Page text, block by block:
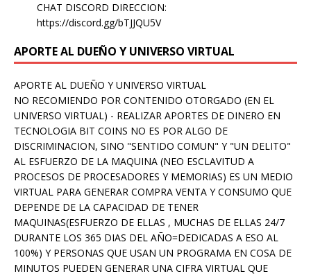
CHAT DISCORD DIRECCION:
https://discord.gg/bTJJQU5V
APORTE AL DUEÑO Y UNIVERSO VIRTUAL
APORTE AL DUEÑO Y UNIVERSO VIRTUAL
NO RECOMIENDO POR CONTENIDO OTORGADO (EN EL
UNIVERSO VIRTUAL) - REALIZAR APORTES DE DINERO EN
TECNOLOGIA BIT COINS NO ES POR ALGO DE
DISCRIMINACION, SINO "SENTIDO COMUN" Y "UN DELITO"
AL ESFUERZO DE LA MAQUINA (NEO ESCLAVITUD A
PROCESOS DE PROCESADORES Y MEMORIAS) ES UN MEDIO
VIRTUAL PARA GENERAR COMPRA VENTA Y CONSUMO QUE
DEPENDE DE LA CAPACIDAD DE TENER
MAQUINAS(ESFUERZO DE ELLAS , MUCHAS DE ELLAS 24/7
DURANTE LOS 365 DIAS DEL AÑO=DEDICADAS A ESO AL
100%) Y PERSONAS QUE USAN UN PROGRAMA EN COSA DE
MINUTOS PUEDEN GENERAR UNA CIFRA VIRTUAL QUE